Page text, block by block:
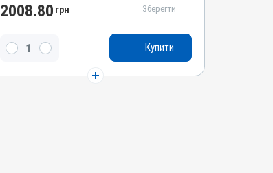
Порошок
Фенбендазол
ВРХ, Вівці, Кози, Свині, Коні, Собаки, Коти,
2008.80 грн Зберегти
Купити